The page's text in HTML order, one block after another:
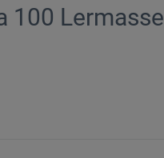
100 Lermasse